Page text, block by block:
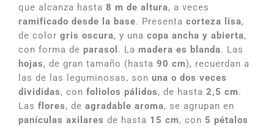
que alcanza hasta 8 m de altura, a veces
ramificado desde la base. Presenta corteza lisa,
de color gris oscura, y una copa ancha y abierta,
con forma de parasol . La madera es blanda. Las
hojas, de gran tamaño (hasta 90 cm), recuerdan a
las de las leguminosas, son una o dos veces
divididas, con foliolos pálidos, de hasta 2,5 cm.
Las flores, de agradable aroma, se agrupan en
panículas axilares de hasta 15 cm, con 5 pétalos